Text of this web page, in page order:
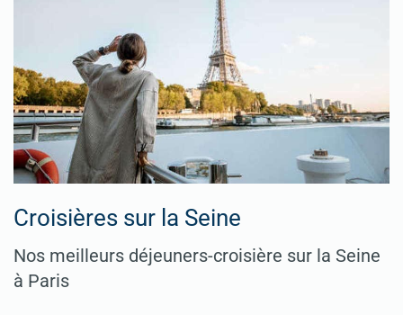
Croisières sur la Seine
Nos meilleurs déjeuners-croisière sur la Seine
à Paris